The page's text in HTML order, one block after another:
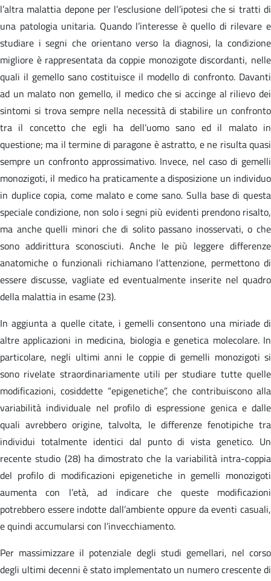
l’altra malattia depone per l’esclusione dell’ipotesi che si tratti di
una patologia unitaria. Quando l’interesse è quello di rilevare e
studiare i segni che orientano verso la diagnosi, la condizione
migliore è rappresentata da coppie monozigote discordanti, nelle
quali il gemello sano costituisce il modello di confronto. Davanti
ad un malato non gemello, il medico che si accinge al rilievo dei
sintomi si trova sempre nella necessità di stabilire un confronto
tra il concetto che egli ha dell’uomo sano ed il malato in
questione; ma il termine di paragone è astratto, e ne risulta quasi
sempre un confronto approssimativo. Invece, nel caso di gemelli
monozigoti, il medico ha praticamente a disposizione un individuo
in duplice copia, come malato e come sano. Sulla base di questa
speciale condizione, non solo i segni più evidenti prendono risalto,
ma anche quelli minori che di solito passano inosservati, o che
sono addirittura sconosciuti. Anche le più leggere differenze
anatomiche o funzionali richiamano l’attenzione, permettono di
essere discusse, vagliate ed eventualmente inserite nel quadro
della malattia in esame (23).
In aggiunta a quelle citate, i gemelli consentono una miriade di
altre applicazioni in medicina, biologia e genetica molecolare. In
particolare, negli ultimi anni le coppie di gemelli monozigoti si
sono rivelate straordinariamente utili per studiare tutte quelle
modificazioni, cosiddette “epigenetiche”, che contribuiscono alla
variabilità individuale nel profilo di espressione genica e dalle
quali avrebbero origine, talvolta, le differenze fenotipiche tra
individui totalmente identici dal punto di vista genetico. Un
recente studio (28) ha dimostrato che la variabilità intra-coppia
del profilo di modificazioni epigenetiche in gemelli monozigoti
aumenta con l’età, ad indicare che queste modificazioni
potrebbero essere indotte dall’ambiente oppure da eventi casuali,
e quindi accumularsi con l’invecchiamento.
Per massimizzare il potenziale degli studi gemellari, nel corso
degli ultimi decenni è stato implementato un numero crescente di